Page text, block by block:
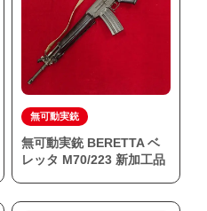
張買取強化中！
無可動実銃
無可動実銃 BERETTA ベ
レッタ M70/223 新加工品